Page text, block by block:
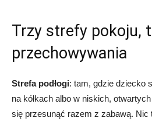
Trzy strefy pokoju,
przechowywania
Strefa podłogi: tam, gdzie dziecko
na kółkach albo w niskich,
się przesunąć razem z zabawą. Nic